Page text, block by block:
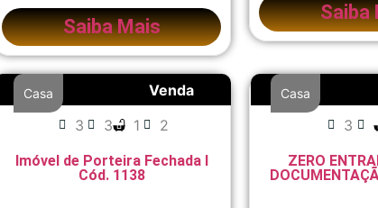
Saiba Mais
Saiba
Venda
Casa
3 3 1 2
Imóvel de Porteira Fechada I
Cód. 1138
Casa
3
ZERO